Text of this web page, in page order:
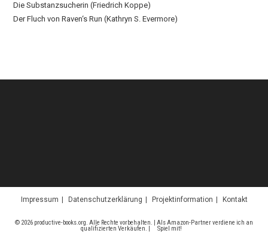
Die Substanzsucherin (Friedrich Koppe)
Der Fluch von Raven‘s Run (Kathryn S. Evermore)
Impressum Datenschutzerklärung Projektinformation Kontakt
© 2026 productive-books.org. Alle Rechte vorbehalten. | Als Amazon-Partner verdiene ich an
qualifizierten Verkäufen. | Spiel mit!